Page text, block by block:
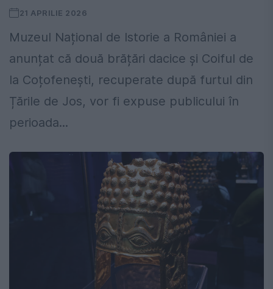
21 APRILIE 2026
Muzeul Național de Istorie a României a
anunțat că două brățări dacice și Coiful de
la Coțofenești, recuperate după furtul din
Țările de Jos, vor fi expuse publicului în
perioada...